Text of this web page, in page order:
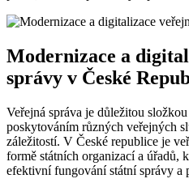
Modernizace a
správy v České
Veřejná správa je důležitou
poskytováním různých veřejných
záležitostí. V České republice je
formě státních organizací a úřadů,
efektivní fungování státní správy a